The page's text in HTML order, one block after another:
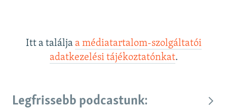
Itt a találja a médiatartalom-szolgáltatói
adatkezelési tájékoztatónkat.
Legfrissebb podcastunk: